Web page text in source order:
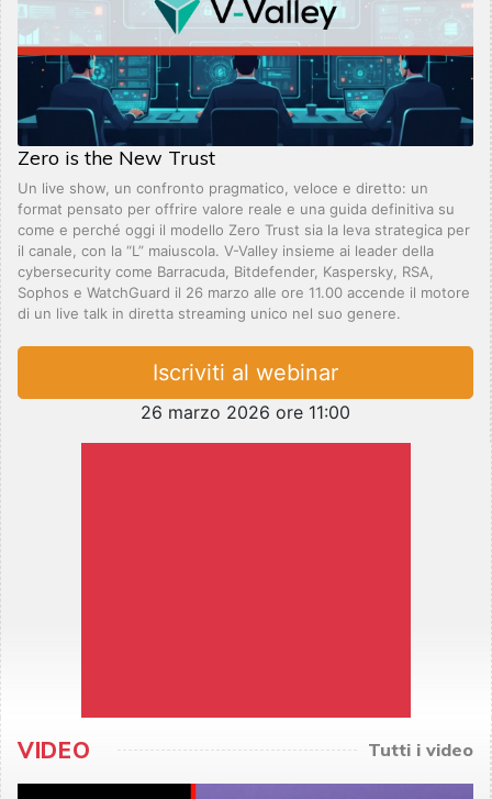
Zero is the New Trust
Un live show, un confronto pragmatico, veloce e diretto: un
format pensato per offrire valore reale e una guida definitiva su
come e perché oggi il modello Zero Trust sia la leva strategica per
il canale, con la “L” maiuscola. V-Valley insieme ai leader della
cybersecurity come Barracuda, Bitdefender, Kaspersky, RSA,
Sophos e WatchGuard il 26 marzo alle ore 11.00 accende il motore
di un live talk in diretta streaming unico nel suo genere.
Iscriviti al webinar
26 marzo 2026 ore 11:00
VIDEO Tutti i video